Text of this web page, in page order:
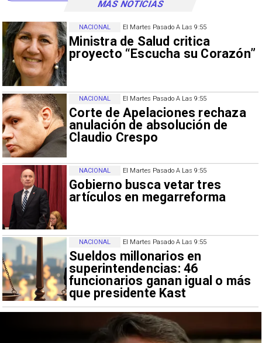
MÁS NOTICIAS
El Martes Pasado A Las 9:55
Ministra de Salud critica
proyecto “Escucha su Corazón”
NACIONAL
El Martes Pasado A Las 9:55
Corte de Apelaciones rechaza
anulación de absolución de
Claudio Crespo
NACIONAL
El Martes Pasado A Las 9:55
Gobierno busca vetar tres
artículos en megarreforma
NACIONAL
El Martes Pasado A Las 9:55
Sueldos millonarios en
superintendencias: 46
funcionarios ganan igual o más
que presidente Kast
NACIONAL